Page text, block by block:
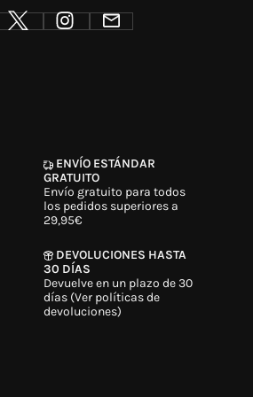
ENVÍO ESTÁNDAR
GRATUITO
Envío gratuito para todos
los pedidos superiores a
29,95€
DEVOLUCIONES HASTA
30 DÍAS
Devuelve en un plazo de 30
días (Ver políticas de
devoluciones)